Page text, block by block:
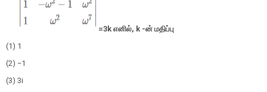
=3k எனில், k -ன் மதிப்பு
(1) 1
(2) −1
(3) 3i